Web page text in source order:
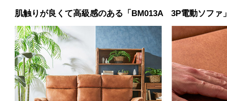
肌触りが良くて高級感のある「BM013A 3P電動ソファ」